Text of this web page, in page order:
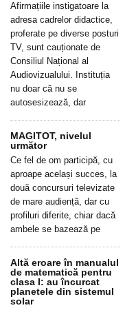
Afirmațiile instigatoare la
adresa cadrelor didactice,
proferate pe diverse posturi
TV, sunt cauționate de
Consiliul Național al
Audiovizualului. Instituția
nu doar că nu se
autosesizează, dar
MAGITOT, nivelul
următor
Ce fel de om participă, cu
aproape același succes, la
două concursuri televizate
de mare audiență, dar cu
profiluri diferite, chiar dacă
ambele se bazează pe
Altă eroare în manualul
de matematică pentru
clasa I: au încurcat
planetele din sistemul
solar